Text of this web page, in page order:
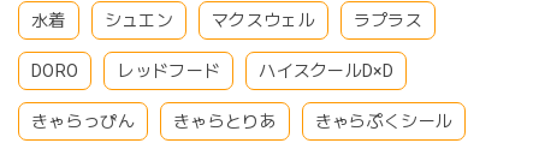
水着 シュエン マクスウェル ラプラス
DORO レッドフード ハイスクールD×D
きゃらっぴん きゃらとりあ きゃらぷくシール